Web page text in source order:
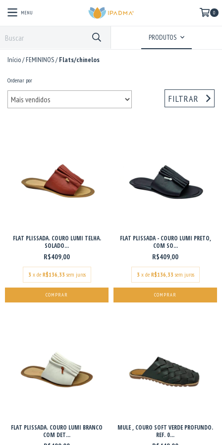
MENU 0
PRODUTOS
Início/FEMININOS/ Flats/chinelos
Ordenar por
FILTRAR
FLAT PLISSADA. COURO LUMI TELHA.
SOLADO...
R$409,00
3 x de R$136,33 sem juros
COMPRAR
FLAT PLISSADA - COURO LUMI PRETO,
COM SO...
R$409,00
3 x de R$136,33 sem juros
COMPRAR
FLAT PLISSADA. COURO LUMI BRANCO
COM DET...
MULE , COURO SOFT VERDE PROFUNDO.
REF. 0...